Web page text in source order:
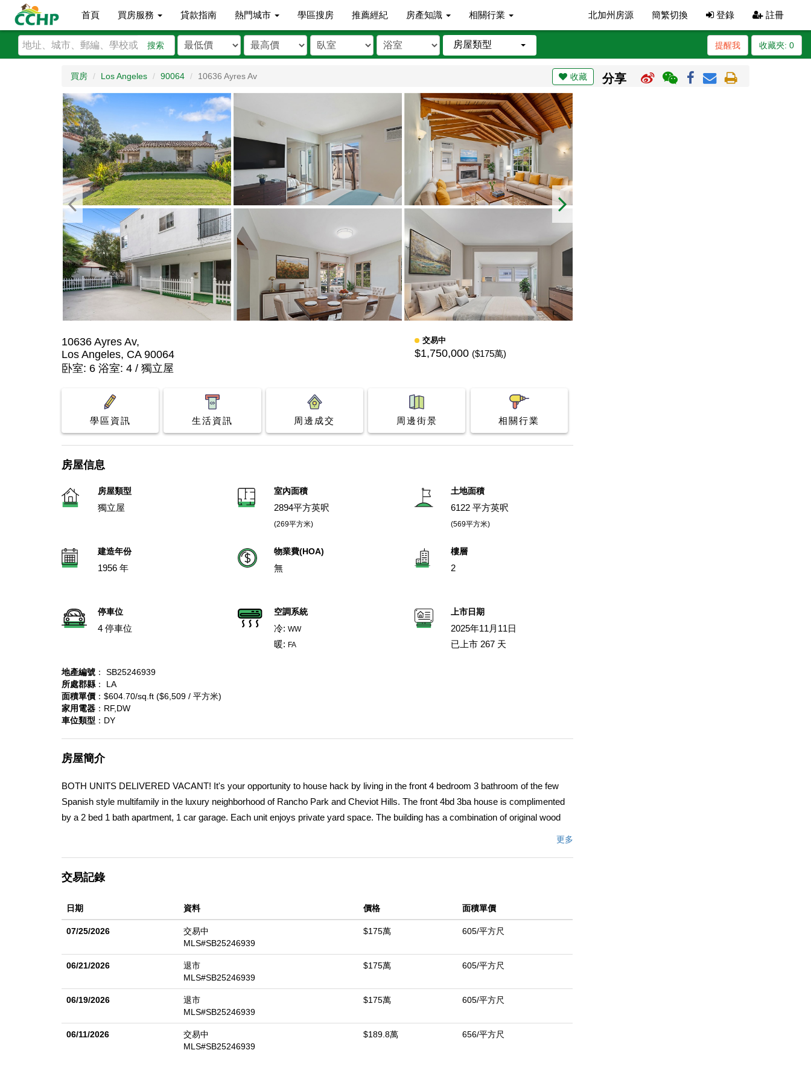
首頁 買房服務 貸款指南 熱門城市 學區搜房 推薦經紀 房產知識 相關行業 北加州房源 簡繁切換 登錄 註冊
搜索 房屋類型 收藏夾: 0
提醒我
買房 Los Angeles 90064 10636 Ayres Av 收藏 分享
10636 Ayres Av,
Los Angeles, CA 90064
交易中
$1,750,000 ($175萬)
卧室: 6 浴室: 4 / 獨立屋
學區資訊 生活資訊 周邊成交 周邊街景 相關行業
房屋信息
房屋類型
獨立屋
室內面積
2894平方英呎
(269平方米)
土地面積
6122 平方英呎
(569平方米)
建造年份
1956 年
物業費(HOA)
無
樓層
2
停車位
4 停車位
空調系統
冷:WW
暖: FA
上市日期
2025年11月11日
已上市 267 天
地產編號 ： SB25246939
所處郡縣 ： LA
面積單價 ：$604.70/sq.ft ($6,509 / 平方米)
家用電器 ：RF,DW
車位類型 ：DY
房屋簡介
BOTH UNITS DELIVERED VACANT! It's your opportunity to house hack by living in the front 4 bedroom 3 bathroom of the few
Spanish style multifamily in the luxury neighborhood of Rancho Park and Cheviot Hills. The front 4bd 3ba house is complimented
by a 2 bed 1 bath apartment, 1 car garage. Each unit enjoys private yard space. The building has a combination of original wood
更多
交易記錄
日期 資料 價格 面積單價
07/25/2026
交易中
MLS#SB25246939
$175萬 605/平方尺
06/21/2026
退市
MLS#SB25246939
$175萬 605/平方尺
06/19/2026
退市
MLS#SB25246939
$175萬 605/平方尺
06/11/2026
交易中
MLS#SB25246939
$189.8萬 656/平方尺